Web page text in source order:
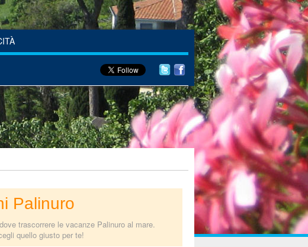
Palinuro
trascorrere le vacanze Palinuro al mare.
quello giusto per te!